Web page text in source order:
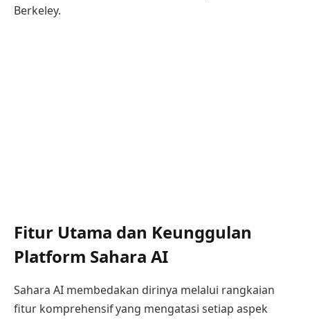
Berkeley.
Fitur Utama dan Keunggulan
Platform Sahara AI
Sahara AI membedakan dirinya melalui rangkaian
fitur komprehensif yang mengatasi setiap aspek